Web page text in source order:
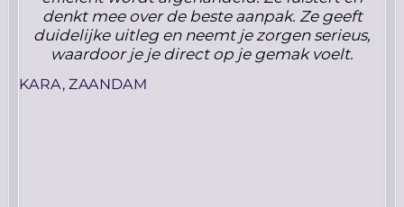
denkt mee over de beste aanpak. Ze geeft
duidelijke uitleg en neemt je zorgen serieus,
waardoor je je direct op je gemak voelt.
KARA, ZAANDAM